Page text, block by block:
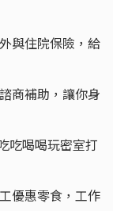
與住院保險，給
商補助，讓你身
吃喝喝玩密室打
優惠零食，工作